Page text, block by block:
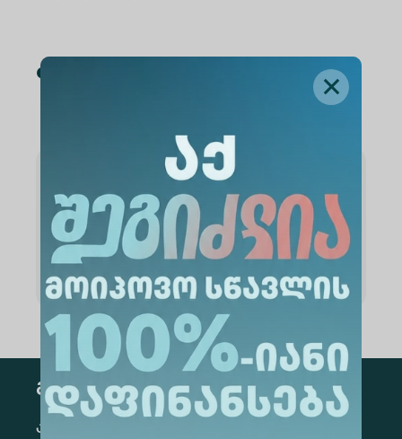
ფაილები
გამოცდის ჩატარების
დებულება
გამოწერა
კონკრეტული მიმართულების